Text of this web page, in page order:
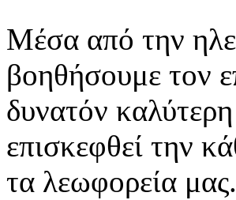
Μέσα από την
βοηθήσουμε τον
δυνατόν
επισκεφθεί την
τα λεωφορεία μας.